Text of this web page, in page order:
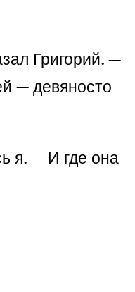
Григорий. —
— девяносто
я. — И где она